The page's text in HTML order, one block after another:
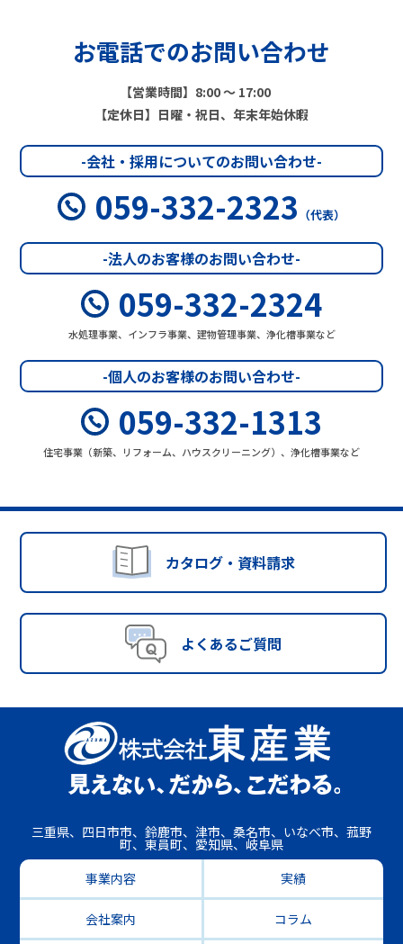
お電話でのお問い合わせ
【営業時間】8:00 ～ 17:00
【定休日】日曜・祝日、年末年始休暇
-会社・採用についてのお問い合わせ-
059-332-2323 （代表）
-法人のお客様のお問い合わせ-
059-332-2324
水処理事業、インフラ事業、建物管理事業、浄化槽事業など
-個人のお客様のお問い合わせ-
059-332-1313
住宅事業（新築、リフォーム、ハウスクリーニング）、浄化槽事業など
カタログ・資料請求
よくあるご質問
三重県、四日市市、鈴鹿市、津市、桑名市、いなべ市、菰野
町、東員町、愛知県、岐阜県
事業内容
実績
会社案内 コラム